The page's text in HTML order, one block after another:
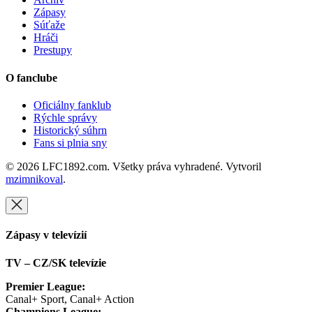
Zápasy
Súťaže
Hráči
Prestupy
O fanclube
Oficiálny fanklub
Rýchle správy
Historický súhrn
Fans si plnia sny
© 2026 LFC1892.com. Všetky práva vyhradené. Vytvoril
mzimnikoval.
Zápasy v televízií
TV – CZ/SK televízie
Premier League:
Canal+ Sport, Canal+ Action